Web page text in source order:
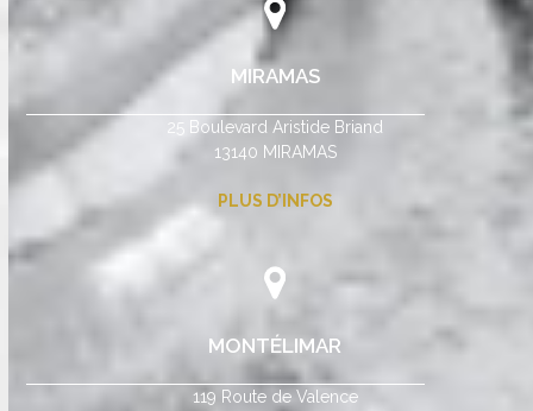
MIRAMAS
25 Boulevard Aristide Briand
13140 MIRAMAS
PLUS D’INFOS
MONTÉLIMAR
119 Route de Valence